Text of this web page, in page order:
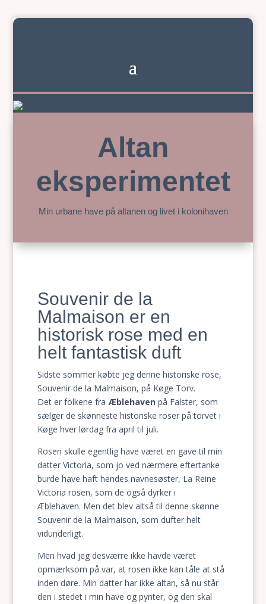
Altan
eksperimentet
Min urbane have på altanen og livet i kolonihaven
Souvenir de la
Malmaison er en
historisk rose med en
helt fantastisk duft
Sidste sommer købte jeg denne historiske rose,
Souvenir de la Malmaison, på Køge Torv.
Det er folkene fra Æblehavenpå Falster, som
sælger de skønneste historiske roser på torvet i
Køge hver lørdag fra april til juli.
Rosen skulle egentlig have været en gave til min
datter Victoria, som jo ved nærmere eftertanke
burde have haft hendes navnesøster, La Reine
Victoria rosen, som de også dyrker i
Æblehaven. Men det blev altså til denne skønne
Souvenir de la Malmaison, som dufter helt
vidunderligt.
Men hvad jeg desværre ikke havde været
opmærksom på var, at rosen ikke kan tåle at stå
inden døre. Min datter har ikke altan, så nu står
den i stedet i min have og pynter, og den skal